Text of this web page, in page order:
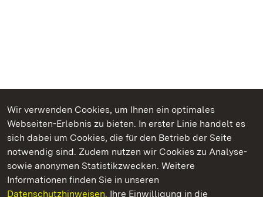
Wir verwenden Cookies, um Ihnen ein optimales
Webseiten-Erlebnis zu bieten. In erster Linie handelt es
sich dabei um Cookies, die für den Betrieb der Seite
notwendig sind. Zudem nutzen wir Cookies zu Analyse-
sowie anonymen Statistikzwecken. Weitere
Informationen finden Sie in unseren
Datenschutzhinweisen. Ihre Einwilligung in die
Kommen. Staunen. Genießen.
Staatliche Schlösser und Gärten Baden‑Württemberg